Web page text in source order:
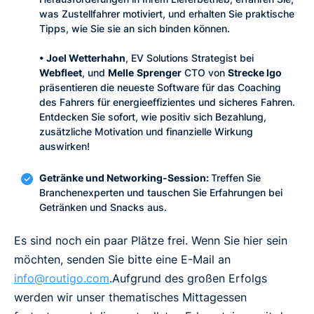
was Zustellfahrer motiviert, und erhalten Sie praktische
Tipps, wie Sie sie an sich binden können.
• Joel Wetterhahn, EV Solutions Strategist bei
Webfleet, und Melle Sprenger CTO von Strecke Igo
präsentieren die neueste Software für das Coaching
des Fahrers für energieeffizientes und sicheres Fahren.
Entdecken Sie sofort, wie positiv sich Bezahlung,
zusätzliche Motivation und finanzielle Wirkung
auswirken!
Getränke und Networking-Session:Treffen Sie
Branchenexperten und tauschen Sie Erfahrungen bei
Getränken und Snacks aus.
Es sind noch ein paar Plätze frei. Wenn Sie hier sein
möchten, senden Sie bitte eine E-Mail an
info@routigo.com.Aufgrund des großen Erfolgs
werden wir unser thematisches Mittagessen